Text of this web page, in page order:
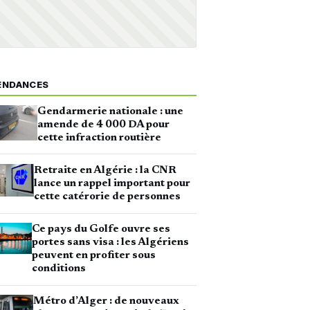
Gendarmerie nationale : une
amende de 4 000 DA pour
cette infraction routière
Retraite en Algérie : la CNR
lance un rappel important pour
cette catérorie de personnes
Ce pays du Golfe ouvre ses
portes sans visa : les Algériens
peuvent en profiter sous
conditions
Métro d’Alger : de nouveaux